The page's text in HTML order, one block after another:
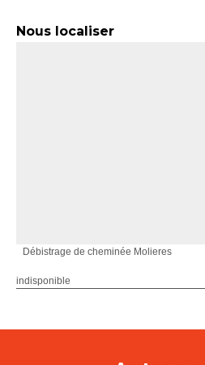
Nous localiser
Débistrage de cheminée Molieres
indisponible